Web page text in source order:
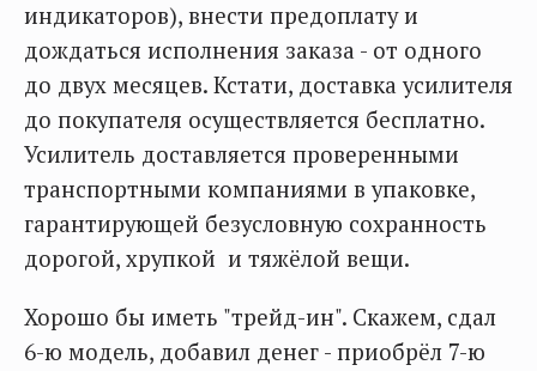
индикаторов), внести предоплату и
дождаться исполнения заказа - от одного
до двух месяцев. Кстати, доставка усилителя
до покупателя осуществляется бесплатно.
Усилитель доставляется проверенными
транспортными компаниями в упаковке,
гарантирующей безусловную сохранность
дорогой, хрупкой и тяжёлой вещи.
Хорошо бы иметь "трейд-ин". Скажем, сдал
6-ю модель, добавил денег - приобрёл 7-ю